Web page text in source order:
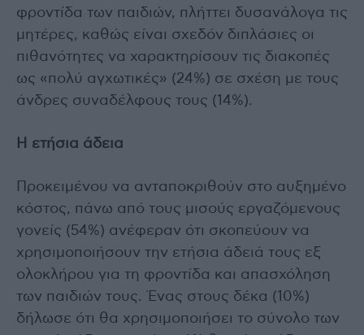
φροντίδα των παιδιών, πλήττει δυσανάλογα τις
μητέρες, καθώς είναι σχεδόν διπλάσιες οι
πιθανότητες να χαρακτηρίσουν τις διακοπές
ως «πολύ αγχωτικές» (24%) σε σχέση με τους
άνδρες συναδέλφους τους (14%).
Η ετήσια άδεια
Προκειμένου να ανταποκριθούν στο αυξημένο
κόστος, πάνω από τους μισούς εργαζόμενους
γονείς (54%) ανέφεραν ότι σκοπεύουν να
χρησιμοποιήσουν την ετήσια άδειά τους εξ
ολοκλήρου για τη φροντίδα και απασχόληση
των παιδιών τους. Ένας στους δέκα (10%)
δήλωσε ότι θα χρησιμοποιήσει το σύνολο των